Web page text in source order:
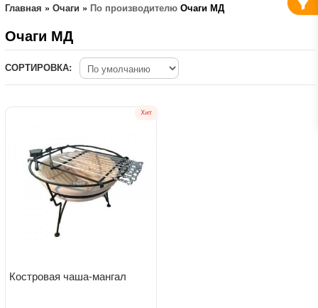
Главная » Очаги » По производителю Очаги МД
Очаги МД
СОРТИРОВКА:
Костровая чаша-мангал